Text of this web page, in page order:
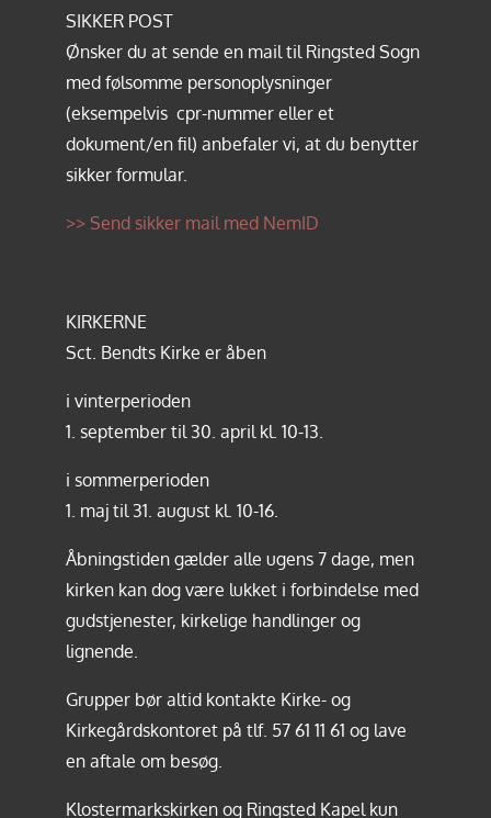
SIKKER POST
Ønsker du at sende en mail til Ringsted Sogn
med følsomme personoplysninger
(eksempelvis cpr-nummer eller et
dokument/en fil) anbefaler vi, at du benytter
sikker formular.
>> Send sikker mail med NemID
KIRKERNE
Sct. Bendts Kirke er åben
i vinterperioden
1. september til 30. april kl. 10-13.
i sommerperioden
1. maj til 31. august kl. 10-16.
Åbningstiden gælder alle ugens 7 dage, men
kirken kan dog være lukket i forbindelse med
gudstjenester, kirkelige handlinger og
lignende.
Grupper bør altid kontakte Kirke- og
Kirkegårdskontoret på tlf. 57 61 11 61 og lave
en aftale om besøg.
Klostermarkskirken og Ringsted Kapel kun